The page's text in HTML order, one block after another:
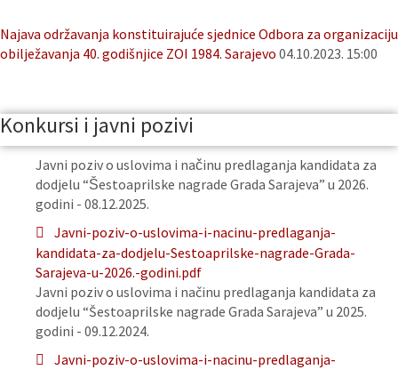
Najava održavanja konstituirajuće sjednice Odbora za organizaciju
obilježavanja 40. godišnjice ZOI 1984. Sarajevo 04.10.2023. 15:00
Konkursi i javni pozivi
Javni poziv o uslovima i načinu predlaganja kandidata za
dodjelu “Šestoaprilske nagrade Grada Sarajeva” u 2026.
godini - 08.12.2025.
Javni-poziv-o-uslovima-i-nacinu-predlaganja-
kandidata-za-dodjelu-Sestoaprilske-nagrade-Grada-
Sarajeva-u-2026.-godini.pdf
Javni poziv o uslovima i načinu predlaganja kandidata za
dodjelu “Šestoaprilske nagrade Grada Sarajeva” u 2025.
godini - 09.12.2024.
Javni-poziv-o-uslovima-i-nacinu-predlaganja-